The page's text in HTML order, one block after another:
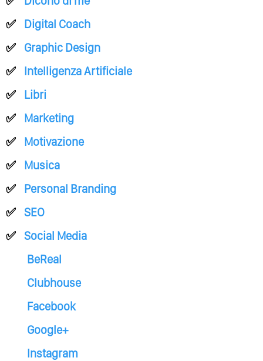
Digital Coach
Graphic Design
Intelligenza Artificiale
Libri
Marketing
Motivazione
Musica
Personal Branding
SEO
Social Media
BeReal
Clubhouse
Facebook
Google+
Instagram